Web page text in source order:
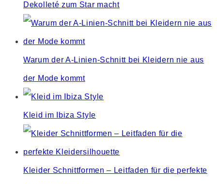
Dekolleté zum Star macht
Warum der A-Linien-Schnitt bei Kleidern nie aus
der Mode kommt
Kleid im Ibiza Style
Kleider Schnittformen – Leitfaden für die perfekte